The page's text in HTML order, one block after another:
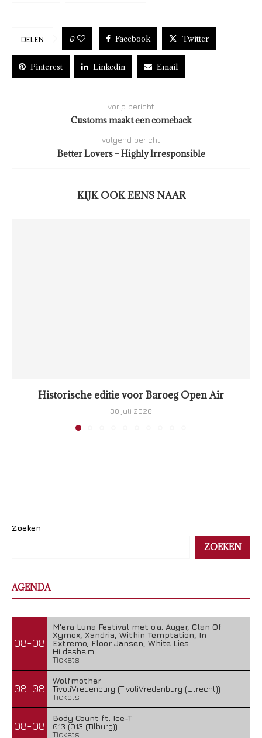
DELEN 0 Facebook Twitter
Pinterest Linkedin Email
vorig bericht
Customs maakt een comeback
volgend bericht
Better Lovers – Highly Irresponsible
KIJK OOK EENS NAAR
Historische editie voor Baroeg Open Air
30 juli 2026
Zoeken
ZOEKEN
AGENDA
08-08
M'era Luna Festival met o.a. Auger, Clan Of
Xymox, Xandria, Within Temptation, In
Extremo, Floor Jansen, White Lies
Hildesheim
Tickets
08-08
Wolfmother
TivoliVredenburg (TivoliVredenburg (Utrecht))
Tickets
08-08
Body Count ft. Ice-T
013 (013 (Tilburg))
Tickets